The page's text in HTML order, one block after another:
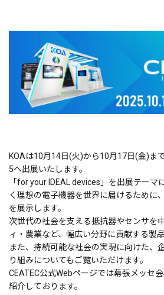
KOAは10月14日(火)から10月17日(金)ま
5へ出展いたします。
「for your IDEAL devices」を出展テーマ
く理想の電子機器を世界に届けるために
を展示します。
次世代の社会を支える抵抗器やセンサを
ィ・農業など、幅広い分野に貢献する製
また、持続可能な社会の実現に向けた、
り組みについてもご覧いただけます。
CEATEC公式Webページでは幕張メッセ
紹介しております。